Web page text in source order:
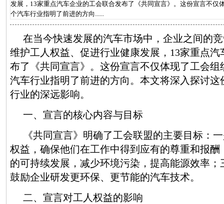
发展，13家重点汽车企业的工会联合发布了《共同宣言》。这份宣言不仅
个汽车行业指明了前进的方向......
在当今快速发展的汽车市场中，企业之间的
维护工人权益、促进行业健康发展，13家重点
布了《共同宣言》。这份宣言不仅体现了工会组
汽车行业指明了前进的方向。本文将深入探讨这
行业的深远影响。
一、宣言的核心内容与目标
《共同宣言》明确了工会联盟的主要目标：
权益，确保他们在工作中得到应有的尊重和报酬
的可持续发展，减少环境污染，提高能源效率
鼓励企业研发更环保、更节能的汽车技术。
二、宣言对工人权益的影响